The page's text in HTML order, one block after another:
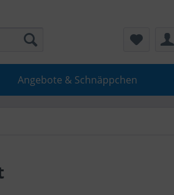
Angebote & Schnäppchen